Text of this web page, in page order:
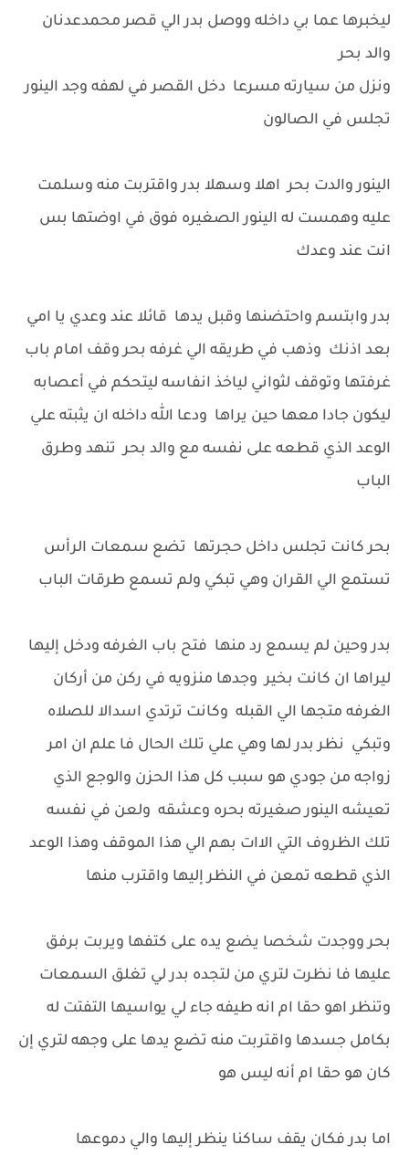
ليخبرها عما بي داخله ووصل بدر الي قصر محمدعدنان
والد بحر
ونزل من سيارته مسرعا دخل القصر في لهفه وجد الينور
تجلس في الصالون
الينور والدت بحر اهلا وسهلا بدر واقتربت منه وسلمت
عليه وهمست له الينور الصغيره فوق في اوضتها بس
انت عند وعدك
بدر وابتسم واحتضنها وقبل يدها قائلا عند وعدي يا امي
بعد اذنك وذهب في طريقه الي غرفه بحر وقف امام باب
غرفتها وتوقف لثواني لياخذ انفاسه ليتحكم في أعصابه
ليكون جادا معها حين يراها ودعا الله داخله ان يثبته علي
الوعد الذي قطعه على نفسه مع والد بحر تنهد وطرق
الباب
بحر كانت تجلس داخل حجرتها تضع سمعات الرأس
تستمع الي القران وهي تبكي ولم تسمع طرقات الباب
بدر وحين لم يسمع رد منها فتح باب الغرفه ودخل إليها
ليراها ان كانت بخير وجدها منزويه في ركن من أركان
الغرفه متجها الي القبله وكانت ترتدي اسدالا للصلاه
وتبكي نظر بدر لها وهي علي تلك الحال فا علم ان امر
زواجه من جودي هو سبب كل هذا الحزن والوجع الذي
تعيشه الينور صغيرته بحره وعشقه ولعن في نفسه
تلك الظروف التي الاات بهم الي هذا الموقف وهذا الوعد
الذي قطعه تمعن في النظر إليها واقترب منها
بحر ووجدت شخصا يضع يده على كتفها ويربت برفق
عليها فا نظرت لتري من لتجده بدر لي تغلق السمعات
وتنظر اهو حقا ام انه طيفه جاء لي يواسيها التفتت له
بكامل جسدها واقتربت منه تضع يدها على وجهه لتري إن
كان هو حقا ام أنه ليس هو
اما بدر فكان يقف ساكنا ينظر إليها والي دموعها